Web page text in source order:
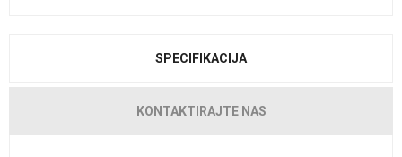
SPECIFIKACIJA
KONTAKTIRAJTE NAS